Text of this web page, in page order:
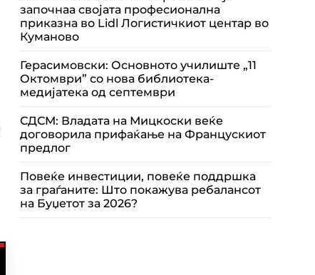
започнаа својата професионална
приказна во Lidl Логистичкиот центар во
Куманово
Герасимовски: Основното училиште „11
Октомври” со нова библиотека-
медијатека од септември
СДСМ: Владата на Мицкоски веќе
договорила прифаќање на Францускиот
предлог
Повеќе инвестиции, повеќе поддршка
за граѓаните: Што покажува ребалансот
на Буџетот за 2026?